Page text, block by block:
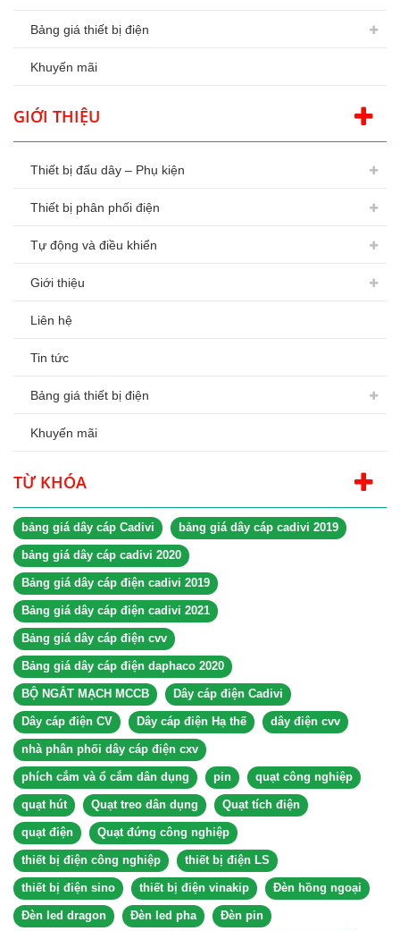
Bảng giá thiết bị điện
Khuyến mãi
GIỚI THIỆU
Thiết bị đấu dây – Phụ kiện
Thiết bị phân phối điện
Tự động và điều khiển
Giới thiệu
Liên hệ
Tin tức
Bảng giá thiết bị điện
Khuyến mãi
TỪ KHÓA
bảng giá dây cáp Cadivi bảng giá dây cáp cadivi 2019
bảng giá dây cáp cadivi 2020
Bảng giá dây cáp điện cadivi 2019
Bảng giá dây cáp điện cadivi 2021
Bảng giá dây cáp điện cvv
Bảng giá dây cáp điện daphaco 2020
BỘ NGẮT MẠCH MCCB Dây cáp điện Cadivi
Dây cáp điện CV Dây cáp điện Hạ thế dây điện cvv
nhà phân phối dây cáp điện cxv
phích cắm và ổ cắm dân dụng pin quạt công nghiệp
quạt hút Quạt treo dân dụng Quạt tích điện
quạt điện Quạt đứng công nghiệp
thiết bị điện công nghiệp thiết bị điện LS
thiết bị điện sino thiết bị điện vinakip Đèn hồng ngoại
Đèn led dragon Đèn led pha Đèn pin